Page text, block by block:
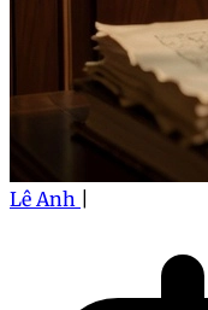
Lê Anh